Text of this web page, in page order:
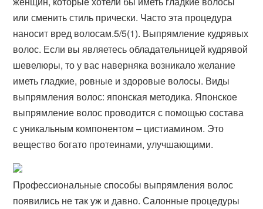
или сменить стиль прически. Часто эта процедура
наносит вред волосам.5/5(1). Выпрямление кудрявых
волос. Если вы являетесь обладательницей кудрявой
шевелюры, то у вас наверняка возникало желание
иметь гладкие, ровные и здоровые волосы. Виды
выпрямления волос: японская методика. Японское
выпрямление волос проводится с помощью состава
с уникальным компонентом – цистиамином. Это
вещество богато протеинами, улучшающими.
Профессиональные способы выпрямления волос
появились не так уж и давно. Салонные процедуры